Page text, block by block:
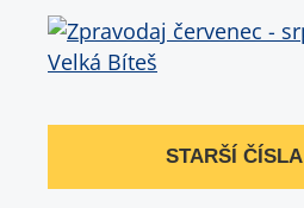
STARŠÍ ČÍSLA